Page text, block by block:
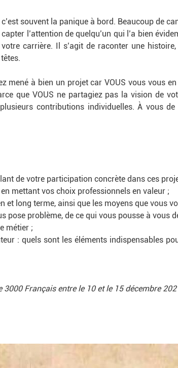
souvent la panique à bord. Beaucoup de
l’attention de quelqu’un qui l’a bien
carrière. Il s’agit de raconter une
mené à bien un projet car VOUS vous vous
que VOUS ne partagiez pas la vision de
contributions individuelles. À vous
de votre participation concrète dans ces
mettant vos choix professionnels en valeur ;
et long terme, ainsi que les moyens que vous
pose problème, de ce qui vous pousse à vous
métier ;
: quels sont les éléments indispensables
Français entre le 10 et le 15 décembre